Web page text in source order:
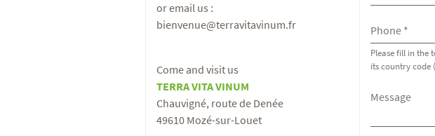
or email us :
bienvenue@terravitavinum.fr
Come and visit us
TERRA VITA VINUM
Chauvigné, route de Denée
49610 Mozé-sur-Louet
Please fill in the
its country code